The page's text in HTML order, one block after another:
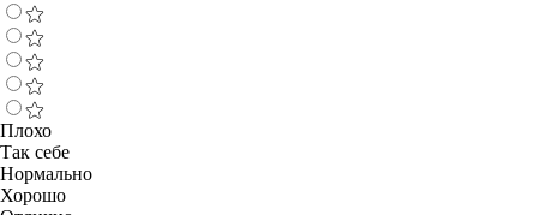
Плохо
Так себе
Нормально
Хорошо